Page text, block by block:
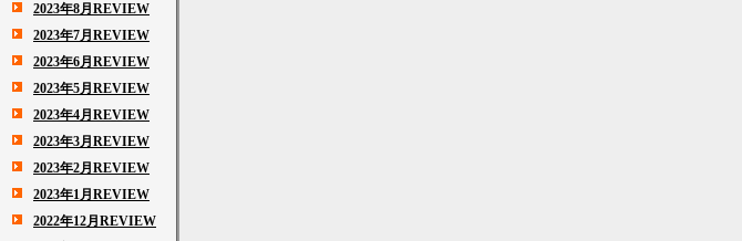
2023年8月REVIEW
2023年7月REVIEW
2023年6月REVIEW
2023年5月REVIEW
2023年4月REVIEW
2023年3月REVIEW
2023年2月REVIEW
2023年1月REVIEW
2022年12月REVIEW